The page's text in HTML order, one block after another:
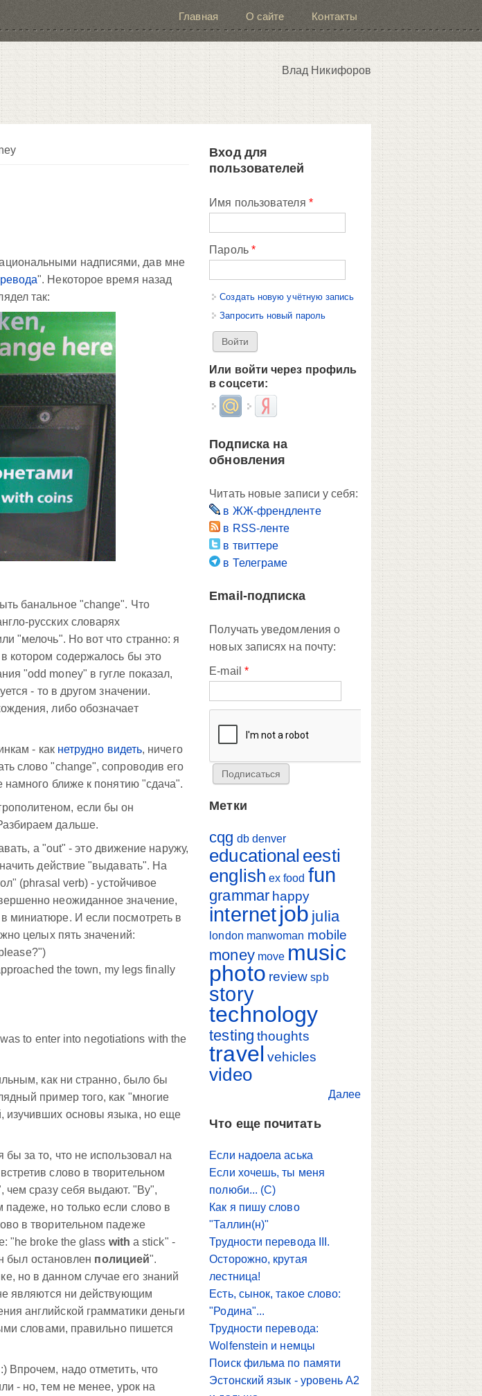
Главная О сайте Контакты
Влад Никифоров
надписями, дав мне
". Некоторое время назад
так:
банальное "change". Что
русских словарях
"мелочь". Но вот что странно: я
котором содержалось бы это
"odd money" в гугле показал,
- то в другом значении.
либо обозначает
- как нетрудно видеть, ничего
слово "change", сопроводив его
намного ближе к понятию "сдача".
если бы он
дальше.
а "out" - это движение наружу,
действие "выдавать". На
(phrasal verb) - устойчивое
неожиданное значение,
миниатюре. И если посмотреть в
целых пять значений:
the town, my legs finally
to enter into negotiations with the
как ни странно, было бы
пример того, как "многие
изучивших основы языка, но еще
за то, что не использовал на
слово в творительном
чем сразу себя выдают. "By",
падеже, но только если слово в
в творительном падеже
"he broke the glass with a stick" -
был остановлен полицией".
но в данном случае его знаний
являются ни действующим
английской грамматики деньги
словами, правильно пишется
Впрочем, надо отметить, что
- но, тем не менее, урок на
Вход для
пользователей
Имя пользователя *
Пароль *
Создать новую учётную запись
Запросить новый пароль
Или войти через профиль
в соцсети:
Login with Mail.ruLogin with Яндекс
Подписка на
обновления
Читать новые записи у себя:
в ЖЖ-френдленте
в RSS-ленте
в твиттере
в Телеграме
Email-подписка
Получать уведомления о
новых записях на почту:
E-mail *
Метки
cqg db denver
educational eesti
english ex food fun
grammar happy
internetjob julia
london manwoman mobile
money move music
photo review spb
story
technology
testing thoughts
travel vehicles
video
Далее
Что еще почитать
Если надоела аська
Если хочешь, ты меня
полюби... (С)
Как я пишу слово
"Таллин(н)"
Трудности перевода III.
Осторожно, крутая
лестница!
Есть, сынок, такое слово:
"Родина"...
Трудности перевода:
Wolfenstein и немцы
Поиск фильма по памяти
Эстонский язык - уровень A2